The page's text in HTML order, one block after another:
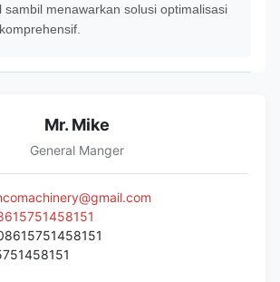
sambil menawarkan solusi optimalisasi
Mr. Mike
General Manger